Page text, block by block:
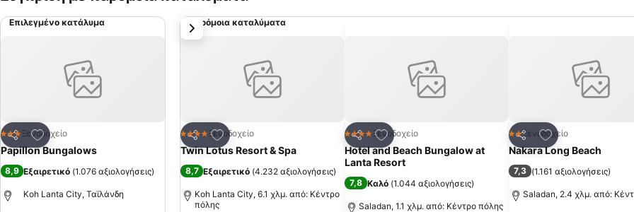
Επιλεγμένο κατάλυμα
Κοινοποίηση
Προσθήκη στα αγαπημένα
3 ΑστέριαΞενοδοχείο
Papillon Bungalows
8,9 Εξαιρετικό (1.076 αξιολογήσεις)
Koh Lanta City, Ταϊλάνδη
Παρόμοια καταλύματα
Κοινοποίηση
Προσθήκη στα αγαπημένα
4 ΑστέριαΞενοδοχείο
Twin Lotus Resort & Spa
8,7 Εξαιρετικό (4.232 αξιολογήσεις)
Koh Lanta City, 6.1 χλμ. από: Κέντρο
πόλης
Κοινοποίηση
Προσθήκη στα αγαπημένα
4 ΑστέριαΞενοδοχείο
Hotel and Beach Bungalow at
Lanta Resort
7,8 Καλό (1.044 αξιολογήσεις)
Saladan, 1.1 χλμ. από: Κέντρο πόλης
Κοινοποίηση
Προσθήκη στα
2 Αστέρια
Ξενοδοχείο
Nakara Long Beach
7,3 (1.161 αξιολογήσεις)
Saladan, 2.4 χλμ. από:
επόμενο